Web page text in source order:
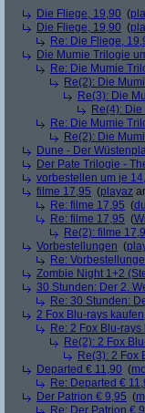
Die Fliege, 19,90 (
Die Fliege, 19,90 (
Re: Die Fliege,
Die Mumie Trilogie
Re: Die Mumie
Re(2): Die
Re(3): Die
Re(4):
Re: Die Mumie
Re(2): Die
Dune - Der
Der Pate Trilogie -
vorbestellen um je
filme 17,95 (playaz
Re: filme 17,95 (
Re: filme 17,95 (
Re(2): filme
Vorbestellungen (
Re:
Zombie Night 1+2
30 Stunden: Der 2.
Re: 30 Stunden:
2 Fox Blu-rays
Re: 2 Fox Blu-
Re(2): 2 Fox
Re(3): 2 Fox
Departed € 11,90 (
Re: Departed €
Der Patrion € 9,95 (
Re: Der Patrion €